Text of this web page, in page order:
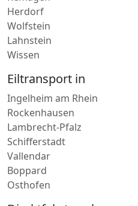
Wissen
Eiltransport in
Ingelheim am Rhein
Lambrecht-Pfalz
Schifferstadt
Vallendar
Boppard
Osthofen
Direktfahrt nach
Ulmen